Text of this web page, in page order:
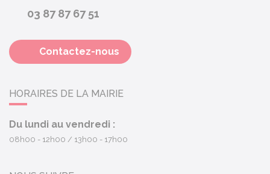
03 87 87 67 51
Contactez-nous
HORAIRES DE LA MAIRIE
Du lundi au vendredi :
08h00 - 12h00 13h00 - 17h00